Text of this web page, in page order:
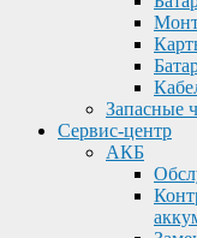
Запасные
Сервис-центр
АКБ